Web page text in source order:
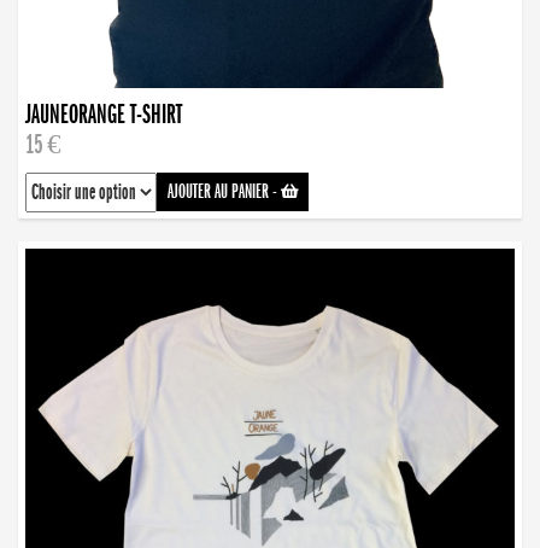
JAUNEORANGE T-SHIRT
15 €
AJOUTER AU PANIER-